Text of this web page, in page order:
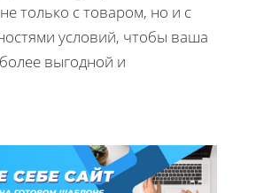
только с товаром, но и с
условий, чтобы ваша
выгодной и